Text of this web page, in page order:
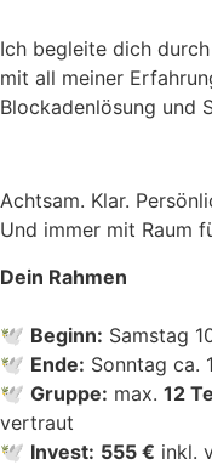
Ich begleite dich
mit all meiner
Blockadenlösung und
Achtsam. Klar.
Und immer mit Raum
Dein Rahmen
🕊 Beginn: Samstag
🕊 Ende: Sonntag ca.
🕊 Gruppe: max. 12
vertraut
🕊 Invest: 555 € inkl.